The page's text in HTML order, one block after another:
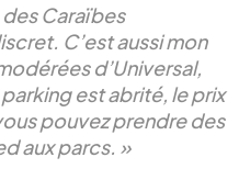
des Caraïbes
C’est aussi mon
d’Universal,
est abrité, le prix
pouvez prendre des
aux parcs. »